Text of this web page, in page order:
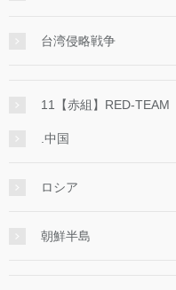
台湾侵略戦争
11【赤組】RED-TEAM
.中国
ロシア
朝鮮半島